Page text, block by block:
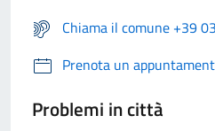
Chiama il comune +39
Prenota un
Problemi in città